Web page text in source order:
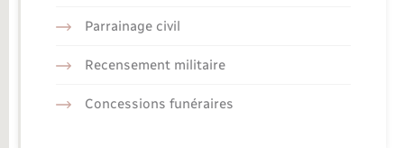
Parrainage civil
Recensement militaire
Concessions funéraires